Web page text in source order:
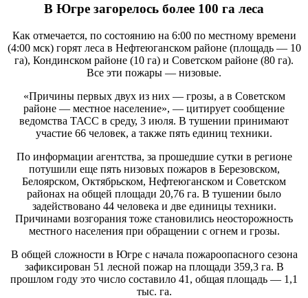
В Югре загорелось более 100 га леса
Как отмечается, по состоянию на 6:00 по местному времени
(4:00 мск) горят леса в Нефтеюганском районе (площадь — 10
га), Кондинском районе (10 га) и Советском районе (80 га).
Все эти пожары — низовые.
«Причины первых двух из них — грозы, а в Советском
районе — местное население», — цитирует сообщение
ведомства ТАСС в среду, 3 июля. В тушении принимают
участие 66 человек, а также пять единиц техники.
По информации агентства, за прошедшие сутки в регионе
потушили еще пять низовых пожаров в Березовском,
Белоярском, Октябрьском, Нефтеюганском и Советском
районах на общей площади 20,76 га. В тушении было
задействовано 44 человека и две единицы техники.
Причинами возгорания тоже становились неосторожность
местного населения при обращении с огнем и грозы.
В общей сложности в Югре с начала пожароопасного сезона
зафиксирован 51 лесной пожар на площади 359,3 га. В
прошлом году это число составило 41, общая площадь — 1,1
тыс. га.